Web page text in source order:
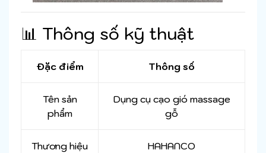
📊 Thông số kỹ thuật
Đặc điểm Thông số
Tên sản
phẩm
Dụng cụ cạo gió massage
gỗ
Thương hiệu HAHANCO